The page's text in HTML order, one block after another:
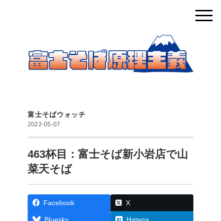
富士そばウォッチ
2022-05-07
463杯目：富士そば新小岩店で山
菜天そば
Facebook X